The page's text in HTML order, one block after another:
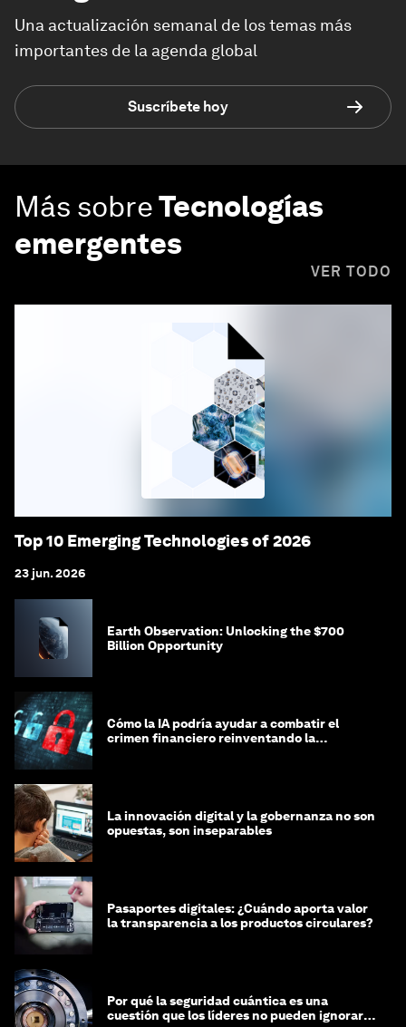
Una actualización semanal de los temas más
importantes de la agenda global
Suscríbete hoy
Más sobreTecnologías
emergentes
VER TODO
Top 10 Emerging Technologies of 2026
23 jun. 2026
Earth Observation: Unlocking the $700
Billion Opportunity
Cómo la IA podría ayudar a combatir el
crimen financiero reinventando la
La innovación digital y la gobernanza no son
opuestas, son inseparables
Pasaportes digitales: ¿Cuándo aporta valor
la transparencia a los productos circulares?
Por qué la seguridad cuántica es una
cuestión que los líderes no pueden ignorar